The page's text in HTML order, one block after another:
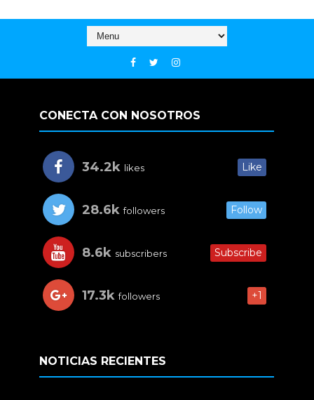
CONECTA CON NOSOTROS
34.2k likes Like
28.6k followers Follow
8.6k subscribers Subscribe
17.3k followers +1
NOTICIAS RECIENTES